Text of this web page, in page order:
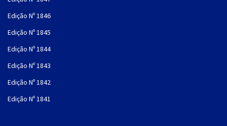
Edição Nº 1846
Edição Nº 1845
Edição Nº 1844
Edição Nº 1843
Edição Nº 1842
Edição Nº 1841